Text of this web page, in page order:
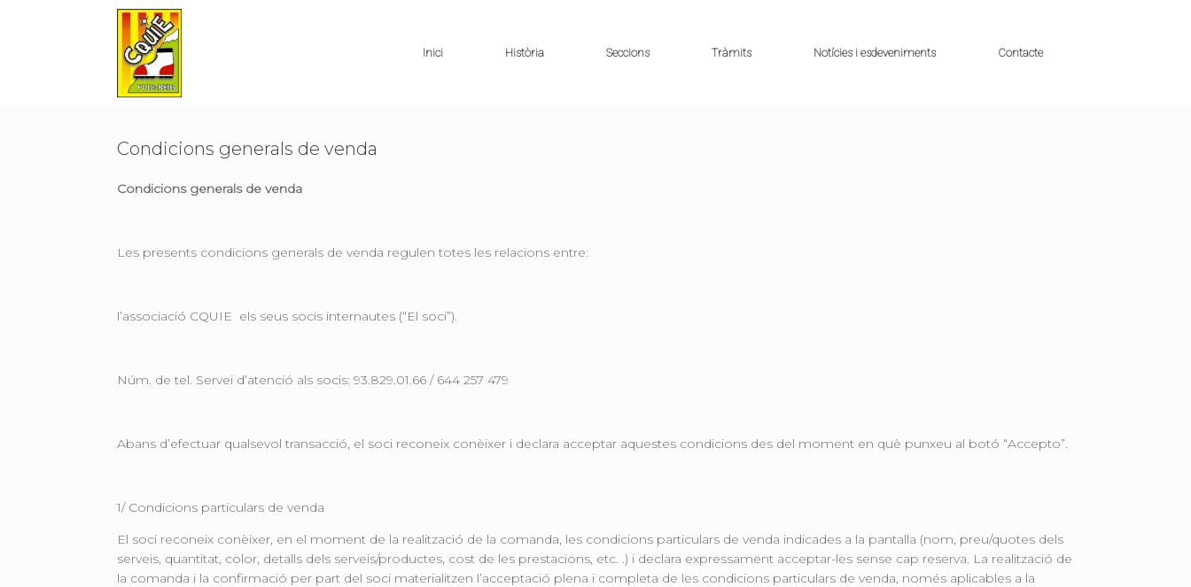
Inici Història Seccions Tràmits Notícies i esdeveniments Contacte
Condicions generals de venda
Condicions generals de venda
Les presents condicions generals de venda regulen totes les relacions entre:
l’associació CQUIE els seus socis internautes (“El soci”).
Núm. de tel. Servei d’atenció als socis: 93.829.01.66 / 644 257 479
Abans d’efectuar qualsevol transacció, el soci reconeix conèixer i declara acceptar aquestes condicions des del moment en què punxeu al botó “Accepto”.
1/ Condicions particulars de venda
El soci reconeix conèixer, en el moment de la realització de la comanda, les condicions particulars de venda indicades a la pantalla (nom, preu/quotes dels
serveis, quantitat, color, detalls dels serveis/productes, cost de les prestacions, etc. .) i declara expressament acceptar-les sense cap reserva. La realització de
la comanda i la confirmació per part del soci materialitzen l’acceptació plena i completa de les condicions particulars de venda, només aplicables a la